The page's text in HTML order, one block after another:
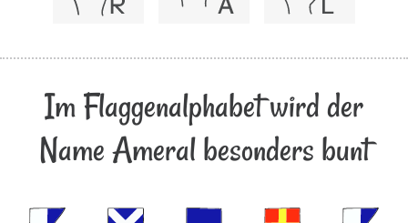
Im Flaggenalphabet wird der
Name Ameral besonders bunt